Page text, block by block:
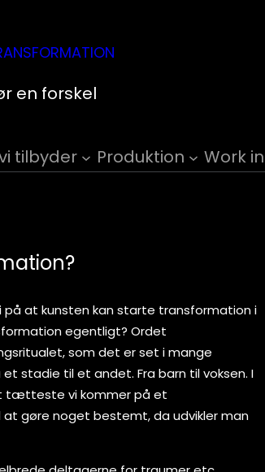
en forskel
tilbyder Produktion Work
på at kunsten kan starte transformation i
egentligt? Ordet
som det er set i mange
stadie til et andet. Fra barn til voksen. I
tætteste vi kommer på et
gøre noget bestemt, da udvikler man